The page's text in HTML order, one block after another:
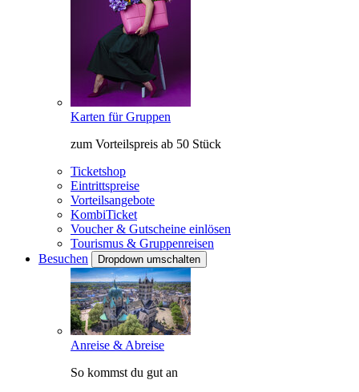
Karten für Gruppen
zum Vorteilspreis ab 50 Stück
Ticketshop
Eintrittspreise
Vorteilsangebote
KombiTicket
Voucher & Gutscheine einlösen
Tourismus & Gruppenreisen
Besuchen
Dropdown umschalten
Anreise & Abreise
So kommst du gut an